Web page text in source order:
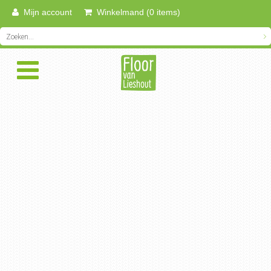
Mijn account Winkelmand (0 items)